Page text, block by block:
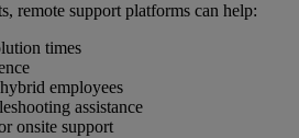
remote support platforms can help:
times
employees
assistance
onsite support